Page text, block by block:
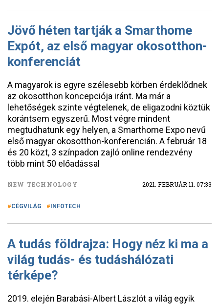
Jövő héten tartják a Smarthome
Expót, az első magyar okosotthon-
konferenciát
A magyarok is egyre szélesebb körben érdeklődnek
az okosotthon koncepciója iránt. Ma már a
lehetőségek szinte végtelenek, de eligazodni köztük
korántsem egyszerű. Most végre mindent
megtudhatunk egy helyen, a Smarthome Expo nevű
első magyar okosotthon-konferencián. A február 18
és 20 közt, 3 színpadon zajló online rendezvény
több mint 50 előadással
NEW TECHNOLOGY 2021. FEBRUÁR 11. 07:33
CÉGVILÁG INFOTECH
A tudás földrajza: Hogy néz ki ma a
világ tudás- és tudáshálózati
térképe?
2019. elején Barabási-Albert Lászlót a világ egyik